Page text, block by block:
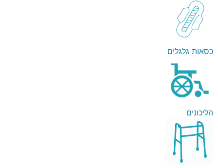
כסאות גלגלים
הליכונים